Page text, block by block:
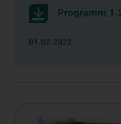
Programm
01.02.2022